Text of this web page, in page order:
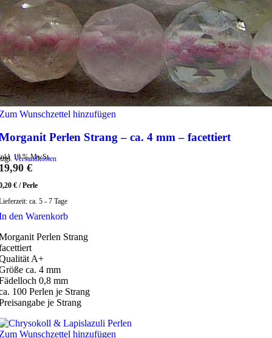
Wunschzettel hinzufügen
Perlen Strang – ca. 4 mm – facettiert
19 % MwSt.
Versandkosten
€
€ /Perle
ca. 5 - 7 Tage
den Warenkorb
Perlen Strang
A+
ca. 4 mm
0,8 mm
100 Perlen je Strang
je Strang
Wunschzettel hinzufügen